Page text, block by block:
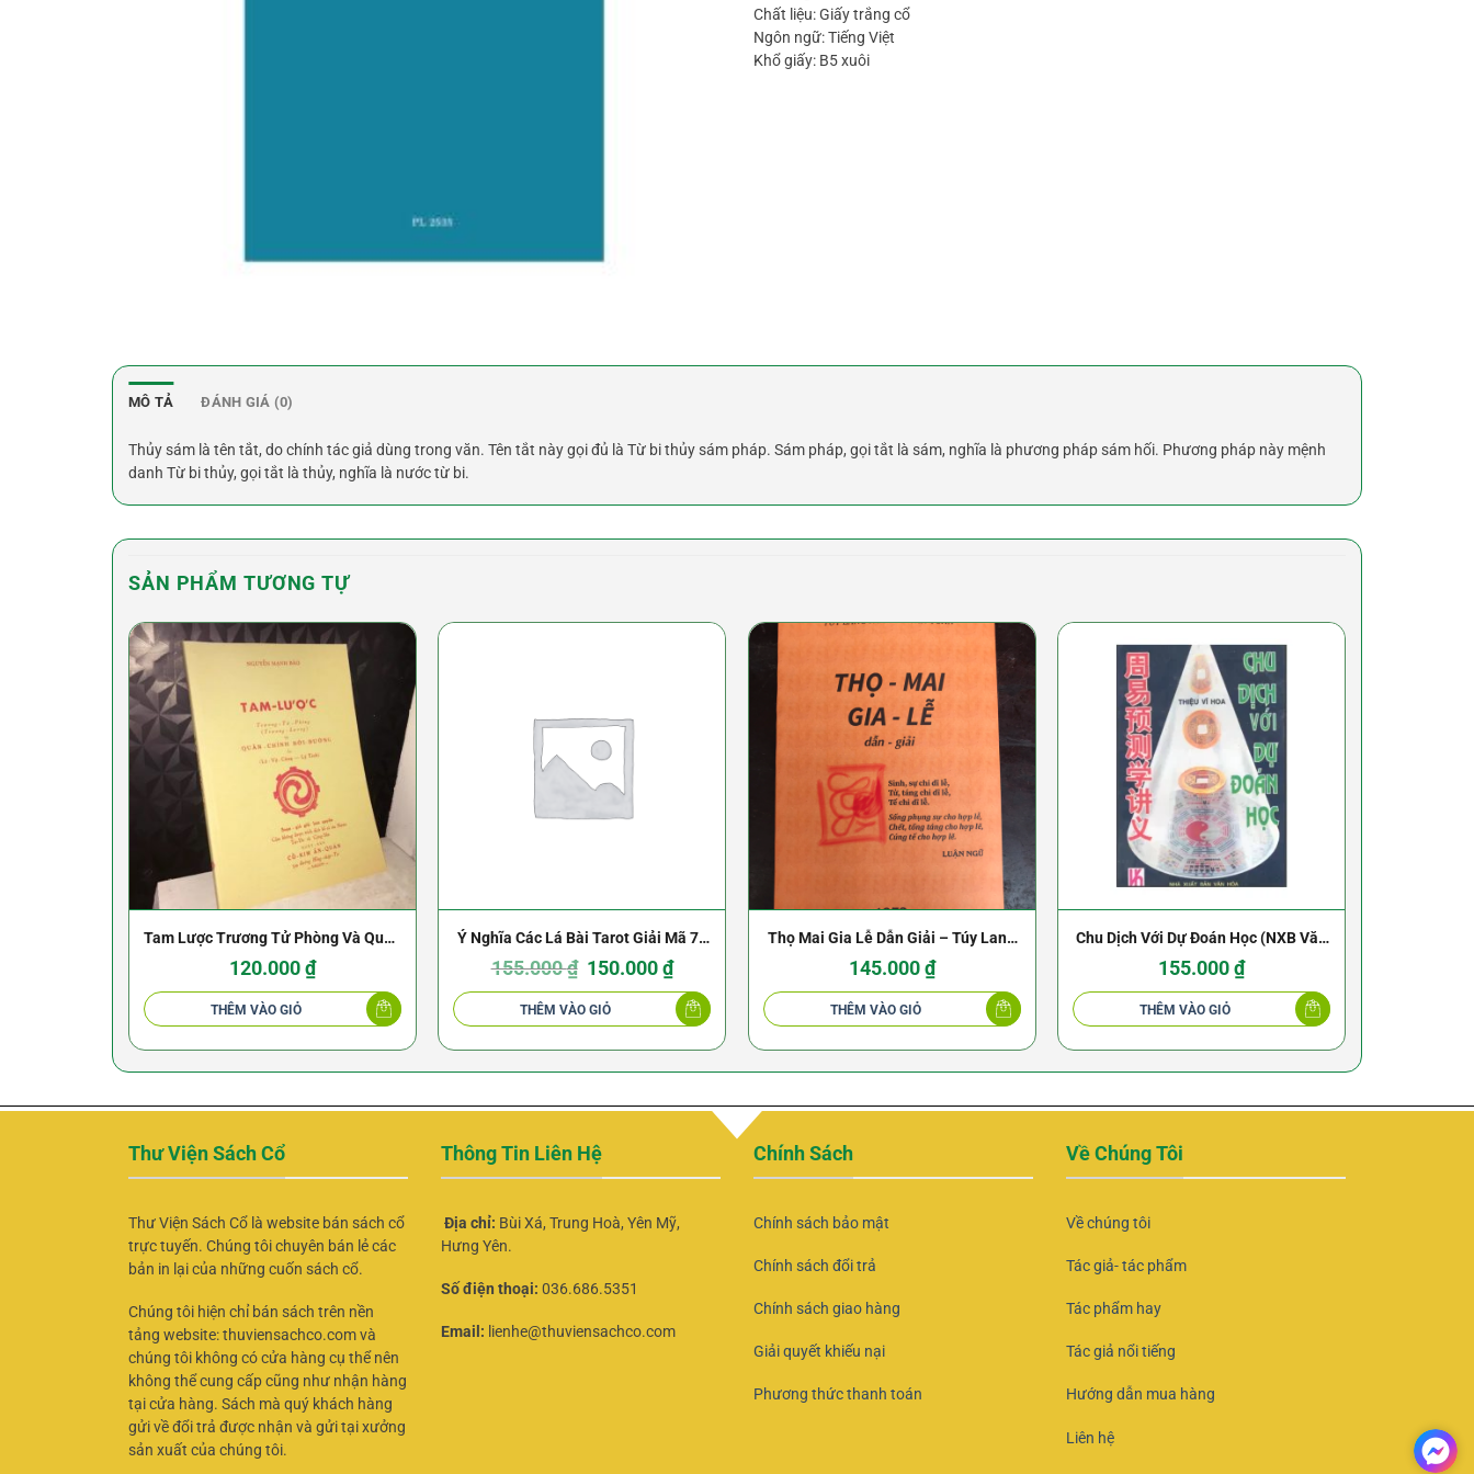
Chất liệu: Giấy trắng cổ
Ngôn ngữ: Tiếng Việt
Khổ giấy: B5 xuôi
MÔ TẢ ĐÁNH GIÁ (0)
Thủy sám là tên tắt, do chính tác giả dùng trong văn. Tên tắt này gọi đủ là Từ bi thủy sám pháp. Sám pháp, gọi tắt là sám, nghĩa là phương pháp sám hối. Phương pháp này mệnh
danh Từ bi thủy, gọi tắt là thủy, nghĩa là nước từ bi.
SẢN PHẨM TƯƠNG TỰ
Tam Lược Trương Tử Phòng Và Quân
Chính Đời Đường – Lý Vệ Công – NXB
Cổ Kim 1958
120.000₫
THÊM VÀO GIỎ
Ý Nghĩa Các Lá Bài Tarot Giải Mã 78
Lá Bài Tarot – Michael Huey
155.000₫
Giá
gốc
là:
155.000 ₫.
150.000₫Giá
hiện
tại
là:
150.000 ₫.
THÊM VÀO GIỎ
Thọ Mai Gia Lễ Dẫn Giải – Túy Lang
– Nguyễn Văn Toàn
145.000₫
THÊM VÀO GIỎ
Chu Dịch Với Dự Đoán Học (NXB Văn
Hóa 1995) – Thiệu Vĩ Hoa
155.000₫
THÊM VÀO GIỎ
Thư Viện Sách Cổ
Thư Viện Sách Cổ là website bán sách cổ
trực tuyến. Chúng tôi chuyên bán lẻ các
bản in lại của những cuốn sách cổ.
Chúng tôi hiện chỉ bán sách trên nền
tảng website: thuviensachco.com và
chúng tôi không có cửa hàng cụ thể nên
không thể cung cấp cũng như nhận hàng
tại cửa hàng. Sách mà quý khách hàng
gửi về đổi trả được nhận và gửi tại xưởng
sản xuất của chúng tôi.
Thông Tin Liên Hệ
Địa chỉ: Bùi Xá, Trung Hoà, Yên Mỹ,
Hưng Yên.
Số điện thoại: 036.686.5351
Email: lienhe@thuviensachco.com
Chính Sách
Chính sách bảo mật
Chính sách đổi trả
Chính sách giao hàng
Giải quyết khiếu nại
Phương thức thanh toán
Về Chúng Tôi
Về chúng tôi
Tác giả- tác phẩm
Tác phẩm hay
Tác giả nổi tiếng
Hướng dẫn mua hàng
Liên hệ